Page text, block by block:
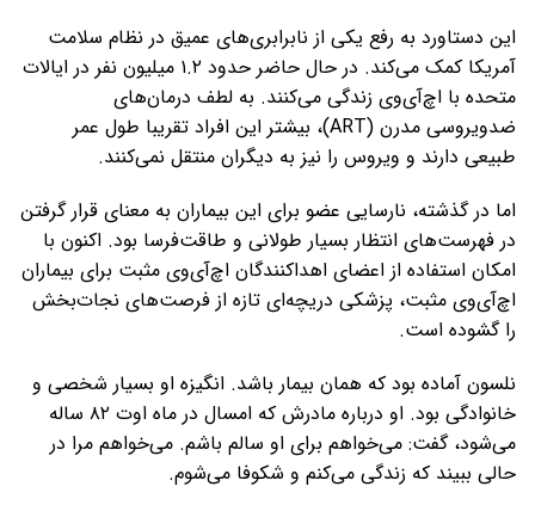
این دستاورد به رفع یکی از نابرابری‌های عمیق در نظام سلامت
آمریکا کمک می‌کند. در حال حاضر حدود ۱.۲ میلیون نفر در ایالات
متحده با اچ‌آی‌وی زندگی می‌کنند. به لطف درمان‌های
ضدویروسی مدرن (ART)، بیشتر این افراد تقریبا طول عمر
طبیعی دارند و ویروس را نیز به دیگران منتقل نمی‌کنند.
اما در گذشته، نارسایی عضو برای این بیماران به معنای قرار گرفتن
در فهرست‌های انتظار بسیار طولانی و طاقت‌فرسا بود. اکنون با
امکان استفاده از اعضای اهداکنندگان اچ‌آی‌وی مثبت برای بیماران
اچ‌آی‌وی مثبت، پزشکی دریچه‌ای تازه از فرصت‌های نجات‌بخش
را گشوده است.
نلسون آماده بود که همان بیمار باشد. انگیزه او بسیار شخصی و
خانوادگی بود. او درباره مادرش که امسال در ماه اوت ۸۲ ساله
می‌شود، گفت: می‌خواهم برای او سالم باشم. می‌خواهم مرا در
حالی ببیند که زندگی می‌کنم و شکوفا می‌شوم.